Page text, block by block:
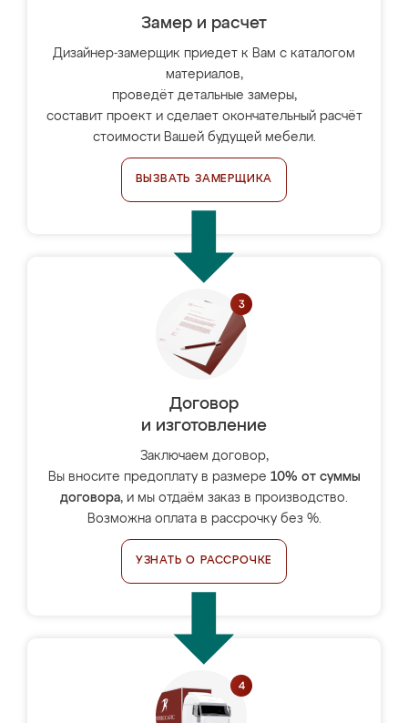
Замер и расчет
Дизайнер-замерщик приедет к Вам с каталогом
материалов,
проведёт детальные замеры,
составит проект и сделает окончательный расчёт
стоимости Вашей будущей мебели.
ВЫЗВАТЬ ЗАМЕРЩИКА
Договор
и изготовление
Заключаем договор,
Вы вносите предоплату в размере 10% от суммы
договора, и мы отдаём заказ в производство.
Возможна оплата в рассрочку без %.
УЗНАТЬ О РАССРОЧКЕ